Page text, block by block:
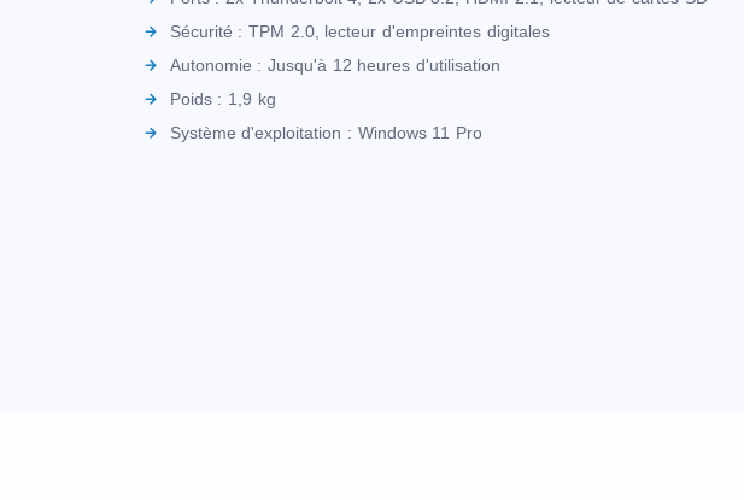
Sécurité : TPM 2.0, lecteur d'empreintes digitales
Autonomie : Jusqu'à 12 heures d'utilisation
Poids : 1,9 kg
Système d'exploitation : Windows 11 Pro